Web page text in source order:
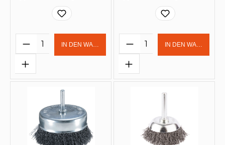
Produkt Anzahl: Gib den
IN DEN WARENKORB Produkt Anzahl:
IN DEN